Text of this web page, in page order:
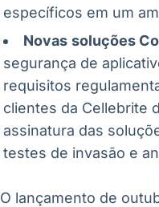
específicos em um
Novas soluções
segurança de
requisitos
clientes da Cellebrite
assinatura das
testes de invasão e
O lançamento de